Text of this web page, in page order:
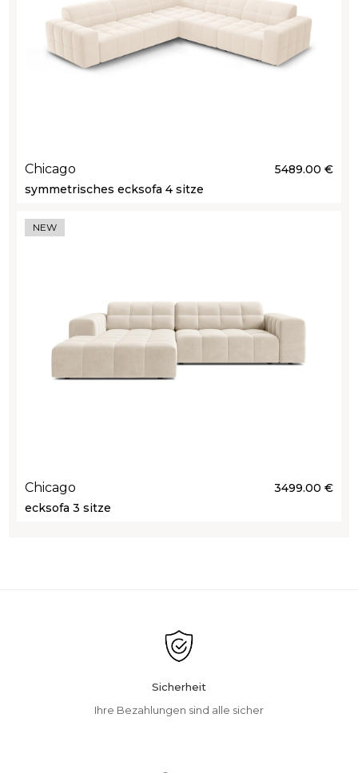
Chicago
5489.00 €
symmetrisches ecksofa 4 sitze
NEW
Chicago
3499.00 €
ecksofa 3 sitze
Sicherheit
Ihre Bezahlungen sind alle sicher